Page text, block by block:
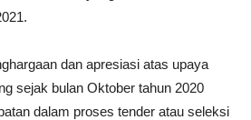
dan apresiasi atas upaya
sejak bulan Oktober tahun 2020
dalam proses tender atau seleksi